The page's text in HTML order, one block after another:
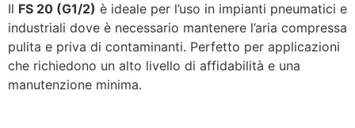
Il FS 20 (G1/2) è ideale per l’uso in impianti pneumatici e
industriali dove è necessario mantenere l’aria compressa
pulita e priva di contaminanti. Perfetto per applicazioni
che richiedono un alto livello di affidabilità e una
manutenzione minima.